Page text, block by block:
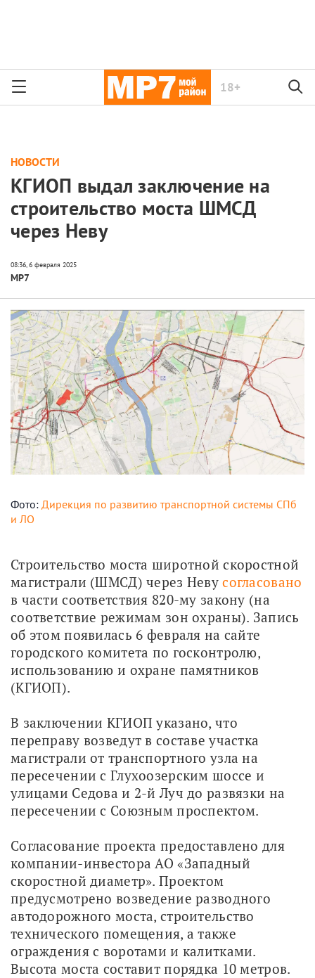
18+
НОВОСТИ
КГИОП выдал заключение на
строительство моста ШМСД
через Неву
МР7
Фото: Дирекция по развитию транспортной системы СПб
и ЛО
Строительство моста широтной скоростной
магистрали (ШМСД) через Неву согласовано
в части соответствия 820-му закону (на
соответствие режимам зон охраны). Запись
об этом появилась 6 февраля на сайте
городского комитета по госконтролю,
использованию и охране памятников
(КГИОП).
В заключении КГИОП указано, что
переправу возведут в составе участка
магистрали от транспортного узла на
пересечении с Глухоозерским шоссе и
улицами Седова и 2-й Луч до развязки на
пересечении с Союзным проспектом.
Согласование проекта предоставлено для
компании-инвестора АО «Западный
скоростной диаметр». Проектом
предусмотрено возведение разводного
автодорожного моста, строительство
технического помещения, а также
ограждения с воротами и калитками.
Высота моста составит порядка 10 метров.